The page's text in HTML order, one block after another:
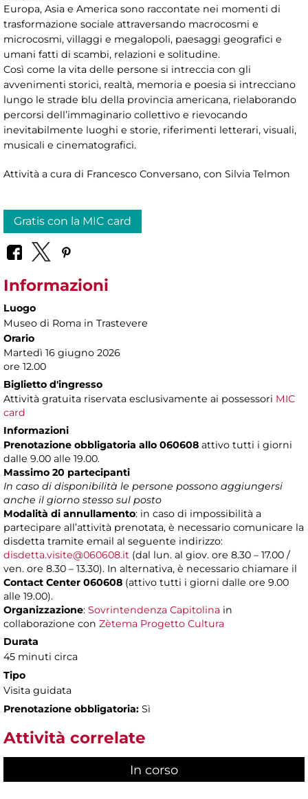
Europa, Asia e America sono raccontate nei momenti di
trasformazione sociale attraversando macrocosmi e
microcosmi, villaggi e megalopoli, paesaggi geografici e
umani fatti di scambi, relazioni e solitudine.
Così come la vita delle persone si intreccia con gli
avvenimenti storici, realtà, memoria e poesia si intrecciano
lungo le strade blu della provincia americana, rielaborando
percorsi dell’immaginario collettivo e rievocando
inevitabilmente luoghi e storie, riferimenti letterari, visuali,
musicali e cinematografici.
Attività a cura di Francesco Conversano, con Silvia Telmon
Gratis con la MIC card
Informazioni
Luogo
Museo di Roma in Trastevere
Orario
Martedì 16 giugno 2026
ore 12.00
Biglietto d'ingresso
Attività gratuita riservata esclusivamente ai possessori MIC
card
Informazioni
Prenotazione obbligatoria allo 060608 attivo tutti i giorni
dalle 9.00 alle 19.00.
Massimo 20 partecipanti
In caso di disponibilità le persone possono aggiungersi
anche il giorno stesso sul posto
Modalità di annullamento: in caso di impossibilità a
partecipare all’attività prenotata, è necessario comunicare la
disdetta tramite email al seguente indirizzo:
disdetta.visite@060608.it (dal lun. al giov. ore 8.30 – 17.00 /
ven. ore 8.30 – 13.30). In alternativa, è necessario chiamare il
Contact Center 060608 (attivo tutti i giorni dalle ore 9.00
alle 19.00).
Organizzazione: Sovrintendenza Capitolina in
collaborazione con Zètema Progetto Cultura
Durata
45 minuti circa
Tipo
Visita guidata
Prenotazione obbligatoria: Sì
Attività correlate
In corso